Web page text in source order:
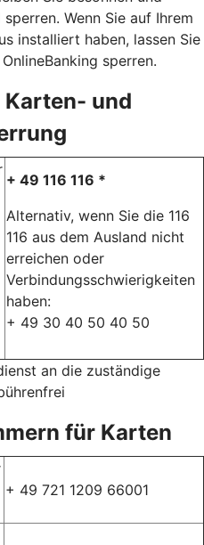
Wenn Sie auf Ihrem
installiert haben, lassen Sie
sperren.
und
+ 49 116 116 *
Alternativ, wenn Sie die 116
116 aus dem Ausland nicht
erreichen oder
Verbindungsschwierigkeiten
haben:
+ 49 30 40 50 40 50
an die zuständige
für Karten
+ 49 721 1209 66001